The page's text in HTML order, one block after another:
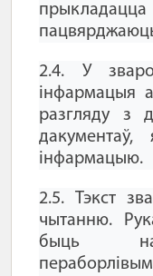
2.4. У
інфармацыя
разгляду з
дакументаў,
інфармацыю.
2.5. Тэкст
чытанню.
быць